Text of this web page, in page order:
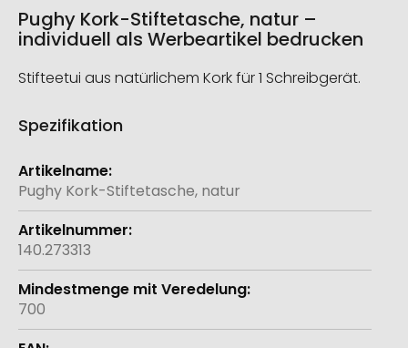
Pughy Kork-Stiftetasche, natur –
individuell als Werbeartikel bedrucken
Stifteetui aus natürlichem Kork für 1 Schreibgerät.
Spezifikation
Weitere
Informationen
Pughy Kork-Stiftetasche, natur
140.273313
700